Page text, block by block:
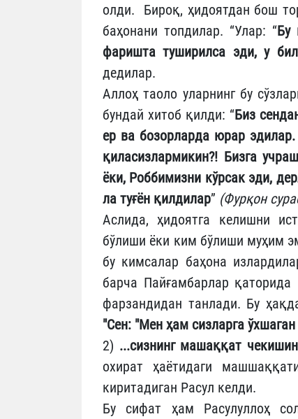
олди. Бироқ, ҳидоятдан бош
баҳонани топдилар. “Улар: “Бу
фаришта туширилса эди, у
дедилар.
Аллоҳ таоло уларнинг бу
бундай хитоб қилди: “Биз
ер ва бозорларда юрар
қиласизлармикин?! Бизга
ёки, Роббимизни кўрсак эди,
ла туғён қилдилар” (Фурқон
Аслида, ҳидоятга келишни
бўлиши ёки ким бўлиши муҳим
бу кимсалар баҳона
барча Пайғамбарлар
фарзандидан танлади. Бу
"Сен: "Мен ҳам сизларга
2) ...сизнинг машаққат
охират ҳаётидаги
киритадиган Расул келди.
Бу сифат ҳам Расулуллоҳ